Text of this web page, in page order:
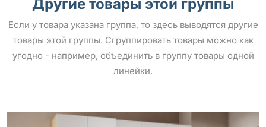
Другие товары этой группы
Если у товара указана группа, то здесь выводятся другие
товары этой группы. Сгруппировать товары можно как
угодно - например, объединить в группу товары одной
линейки.